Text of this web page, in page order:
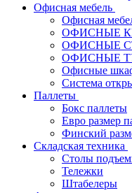
Офисная мебель
Офисная
ОФИСНЫЕ
ОФИСНЫЕ
ОФИСНЫЕ
Офисные
Система
Паллеты
Бокс паллеты
Евро размер
Финский
Складская техника
Столы
Тележки
Штабелеры